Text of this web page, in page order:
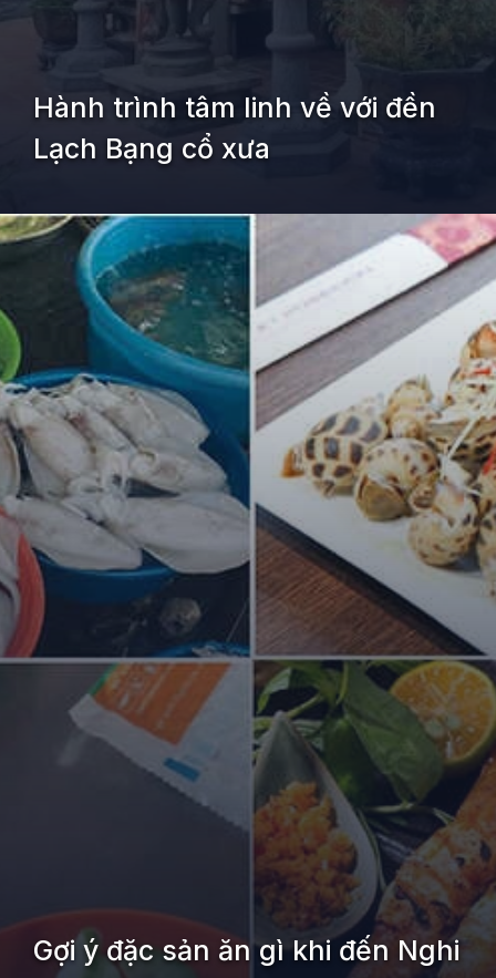
Hành trình tâm linh về với đền
Lạch Bạng cổ xưa
Đang mở https://kiemvieclam.vn/nghi-son-thanh-hoa
Gợi ý đặc sản ăn gì khi đến Nghi